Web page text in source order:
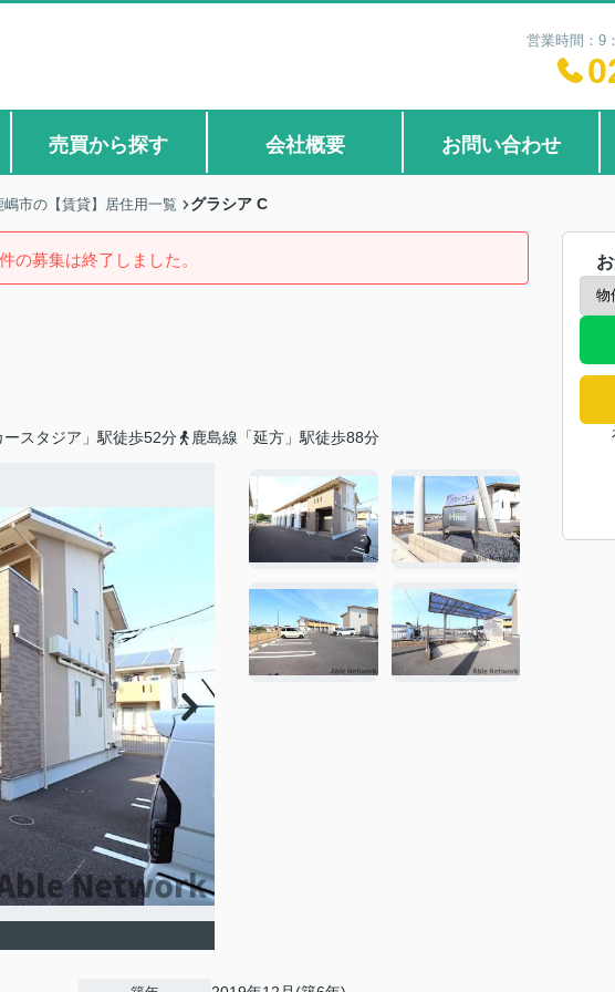
営業時間：9
売買から探す 会社概要 お問い合わせ
嶋市の【賃貸】居住用一覧 グラシア C
の募集は終了しました。
スタジア」駅徒歩52分 鹿島線「延方」駅徒歩88分